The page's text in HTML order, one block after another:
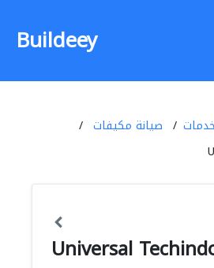
Buildeey
صيانة مكيفات
Universal